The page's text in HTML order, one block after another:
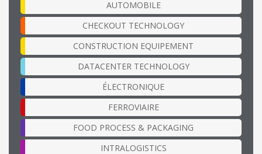
AUTOMOBILE
CHECKOUT TECHNOLOGY
CONSTRUCTION EQUIPEMENT
DATACENTER TECHNOLOGY
ÉLECTRONIQUE
FERROVIAIRE
FOOD PROCESS & PACKAGING
INTRALOGISTICS